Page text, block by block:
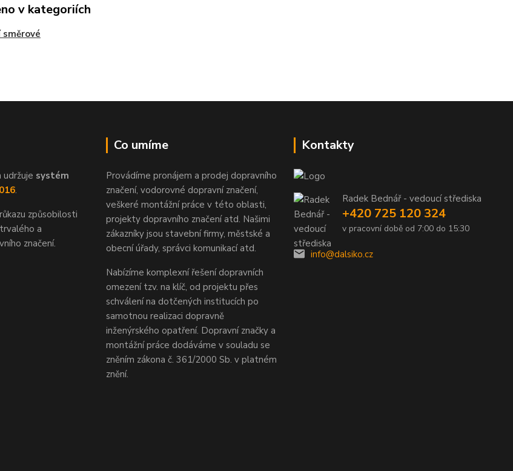
v kategoriích
udržuje systém
.
způsobilosti
a
značení.
Co umíme
Provádíme pronájem a prodej dopravního
značení, vodorovné dopravní značení,
veškeré montážní práce v této oblasti,
projekty dopravního značení atd. Našimi
zákazníky jsou stavební firmy, městské a
obecní úřady, správci komunikací atd.
Nabízíme komplexní řešení dopravních
omezení tzv. na klíč, od projektu přes
schválení na dotčených institucích po
samotnou realizaci dopravně
inženýrského opatření. Dopravní značky a
montážní práce dodáváme v souladu se
zněním zákona č. 361/2000 Sb. v platném
znění.
Kontakty
Radek Bednář - vedoucí střediska
+420 725 120 324
v pracovní době od 7:00 do 15:30
info@dalsiko.cz